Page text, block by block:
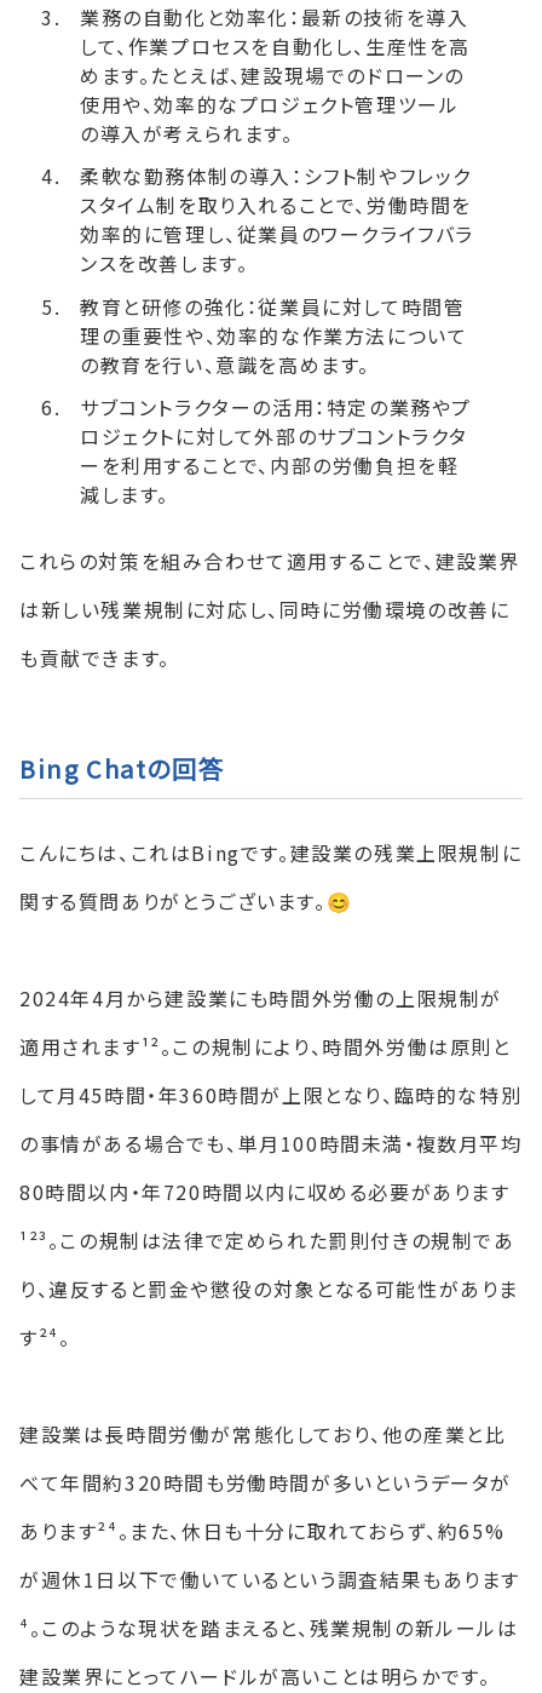
業務の自動化と効率化：最新の技術を導入
して、作業プロセスを自動化し、生産性を高
めます。たとえば、建設現場でのドローンの
使用や、効率的なプロジェクト管理ツール
の導入が考えられます。
柔軟な勤務体制の導入：シフト制やフレック
スタイム制を取り入れることで、労働時間を
効率的に管理し、従業員のワークライフバラ
ンスを改善します。
教育と研修の強化：従業員に対して時間管
理の重要性や、効率的な作業方法について
の教育を行い、意識を高めます。
サブコントラクターの活用：特定の業務やプ
ロジェクトに対して外部のサブコントラクタ
ーを利用することで、内部の労働負担を軽
減します。
これらの対策を組み合わせて適用することで、建設業界
は新しい残業規制に対応し、同時に労働環境の改善に
も貢献できます。
Bing Chatの回答
こんにちは、これはBingです。建設業の残業上限規制に
関する質問ありがとうございます。😊
2024年4月から建設業にも時間外労働の上限規制が
適用されます¹²。この規制により、時間外労働は原則と
して月45時間・年360時間が上限となり、臨時的な特別
の事情がある場合でも、単月100時間未満・複数月平均
80時間以内・年720時間以内に収める必要があります
¹²³。この規制は法律で定められた罰則付きの規制であ
り、違反すると罰金や懲役の対象となる可能性がありま
す²⁴。
建設業は長時間労働が常態化しており、他の産業と比
べて年間約320時間も労働時間が多いというデータが
あります²⁴。また、休日も十分に取れておらず、約65%
が週休1日以下で働いているという調査結果もあります
⁴。このような現状を踏まえると、残業規制の新ルールは
建設業界にとってハードルが高いことは明らかです。